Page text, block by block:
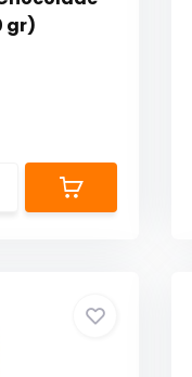
gr)